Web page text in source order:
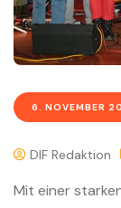
6. NOVEMBER
DIF Redaktion
Mit einer